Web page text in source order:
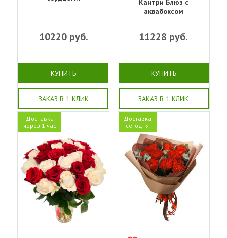
10220руб.
КУПИТЬ
ЗАКАЗ В 1 КЛИК
Кантри Блюз с
аквабоксом
11228 руб.
КУПИТЬ
ЗАКАЗ В 1 КЛИК
Доставка
через 1 час
Доставка
сегодня